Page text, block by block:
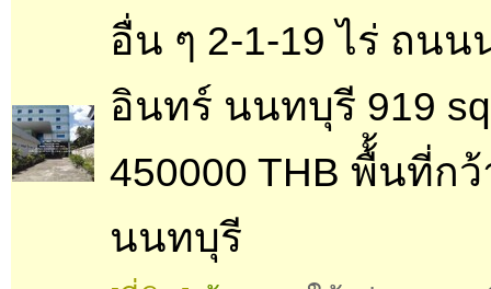
อื่น ๆ 2-1-19 ไร่ ถนน
อินทร์ นนทบุรี 919
450000 THB พื้้นที่กว้
นนทบุรี